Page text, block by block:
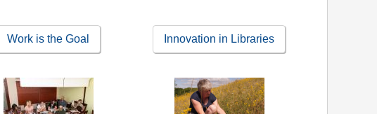
Work is the Goal Innovation in Libraries